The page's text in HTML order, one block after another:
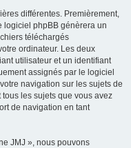
différentes. Premièrement,
logiciel phpBB génèrera un
téléchargés
ordinateur. Les deux
utilisateur et un identifiant
assignés par le logiciel
navigation sur les sujets de
les sujets que vous avez
de navigation en tant
JMJ », nous pouvons